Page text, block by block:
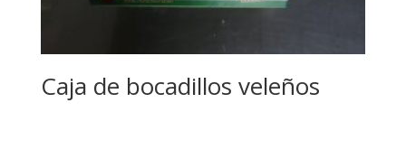
Caja de bocadillos veleños